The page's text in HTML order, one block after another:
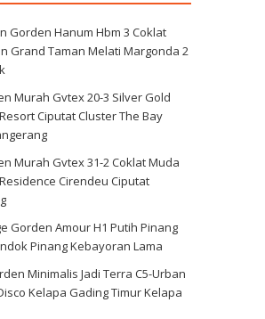
Gorden Hanum Hbm 3 Coklat
Grand Taman Melati Margonda 2
Murah Gvtex 20-3 Silver Gold
Ciputat Cluster The Bay
Murah Gvtex 31-2 Coklat Muda
Cirendeu Ciputat
Gorden Amour H1 Putih Pinang
Pinang Kebayoran Lama
Minimalis Jadi Terra C5-Urban
Kelapa Gading Timur Kelapa